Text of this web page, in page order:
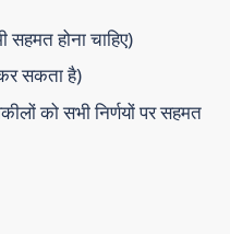
होना चाहिए)
सकता है)
को सभी निर्णयों पर सहमत